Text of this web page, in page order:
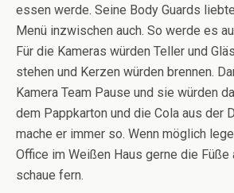
essen werde. Seine Body Guards
Menü inzwischen auch. So werde es
Für die Kameras würden Teller und
stehen und Kerzen würden brennen.
Kamera Team Pause und sie würden
dem Pappkarton und die Cola aus der
mache er immer so. Wenn möglich
Office im Weißen Haus gerne die Füße
schaue fern.